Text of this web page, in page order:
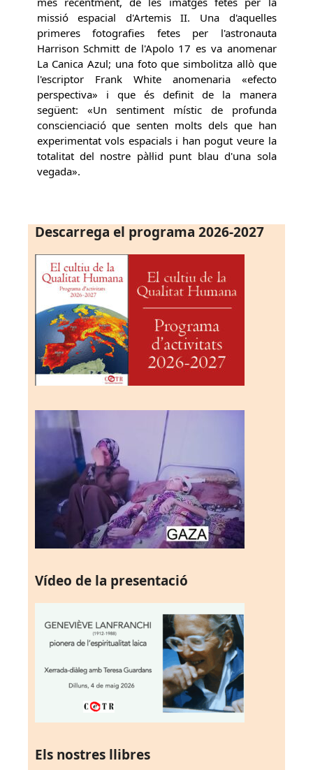
missió espacial d'Artemis II. Una d'aquelles
primeres fotografies fetes per l'astronauta
Harrison Schmitt de l'Apolo 17 es va anomenar
La Canica Azul; una foto que simbolitza allò que
l'escriptor Frank White anomenaria «efecto
perspectiva» i que és definit de la manera
següent: «Un sentiment místic de profunda
conscienciació que senten molts dels que han
experimentat vols espacials i han pogut veure la
totalitat del nostre pàl·lid punt blau d'una sola
vegada».
Descarrega el programa 2026-2027
Vídeo de la presentació
Els nostres llibres